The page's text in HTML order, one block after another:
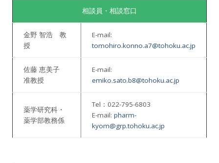
相談員・相談窓口
金野 智浩 教
授
E-mail:
tomohiro.konno.a7@tohoku.ac.jp
佐藤 恵美子
准教授
E-mail:
emiko.sato.b8@tohoku.ac.jp
薬学研究科・
薬学部教務係
Tel：022-795-6803
E-mail: pharm-
kyom@grp.tohoku.ac.jp